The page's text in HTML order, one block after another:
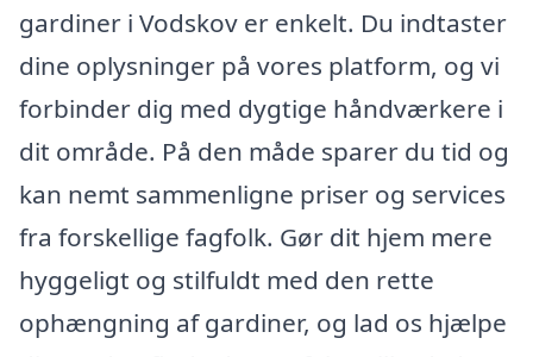
gardiner i Vodskov er enkelt. Du indtaster
dine oplysninger på vores platform, og vi
forbinder dig med dygtige håndværkere i
dit område. På den måde sparer du tid og
kan nemt sammenligne priser og services
fra forskellige fagfolk. Gør dit hjem mere
hyggeligt og stilfuldt med den rette
ophængning af gardiner, og lad os hjælpe